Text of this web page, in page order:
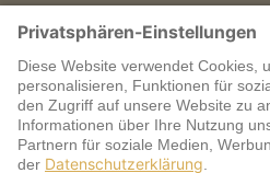
Warum jö?
Service